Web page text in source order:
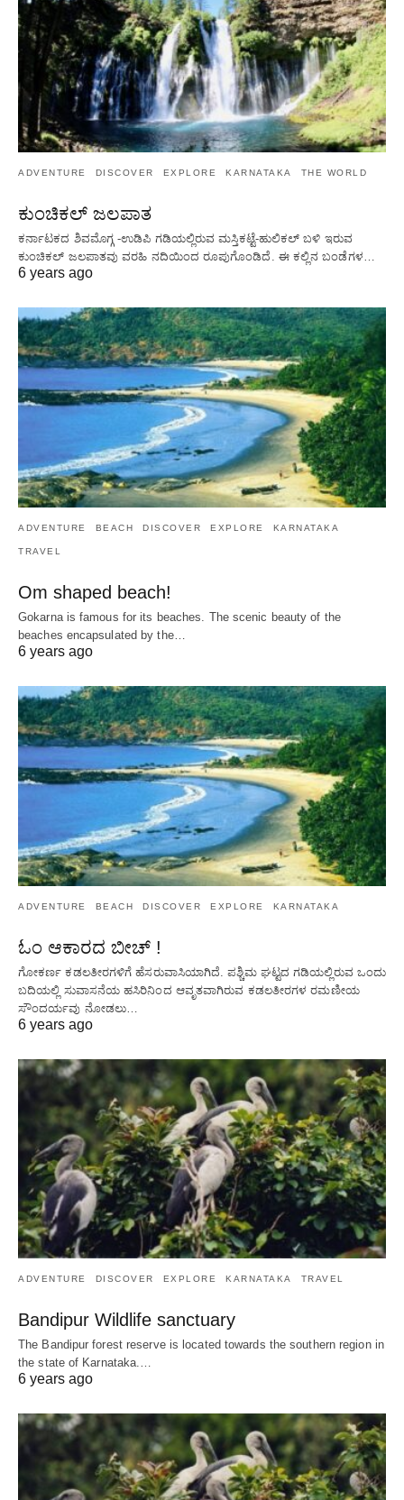
ADVENTURE DISCOVER EXPLORE KARNATAKA THE WORLD
ಕುಂಚಿಕಲ್ ಜಲಪಾತ
ಕರ್ನಾಟಕದ ಶಿವಮೊಗ್ಗ -ಉಡಿಪಿ ಗಡಿಯಲ್ಲಿರುವ ಮಸ್ತಿಕಟ್ಟೆ-ಹುಲಿಕಲ್ ಬಳಿ ಇರುವ
ಕುಂಚಿಕಲ್ ಜಲಪಾತವು ವರಹಿ ನದಿಯಿಂದ ರೂಪುಗೊಂಡಿದೆ. ಈ ಕಲ್ಲಿನ ಬಂಡೆಗಳ…
6 years ago
ADVENTURE BEACH DISCOVER EXPLORE KARNATAKA
TRAVEL
Om shaped beach!
Gokarna is famous for its beaches. The scenic beauty of the
beaches encapsulated by the…
6 years ago
ADVENTURE BEACH DISCOVER EXPLORE KARNATAKA
ಓಂ ಆಕಾರದ ಬೀಚ್ !
ಗೋಕರ್ಣ ಕಡಲತೀರಗಳಿಗೆ ಹೆಸರುವಾಸಿಯಾಗಿದೆ. ಪಶ್ಚಿಮ ಘಟ್ಟದ ​​ಗಡಿಯಲ್ಲಿರುವ ಒಂದು
ಬದಿಯಲ್ಲಿ ಸುವಾಸನೆಯ ಹಸಿರಿನಿಂದ ಆವೃತವಾಗಿರುವ ಕಡಲತೀರಗಳ ರಮಣೀಯ
ಸೌಂದರ್ಯವು ನೋಡಲು…
6 years ago
ADVENTURE DISCOVER EXPLORE KARNATAKA TRAVEL
Bandipur Wildlife sanctuary
The Bandipur forest reserve is located towards the southern region in
the state of Karnataka.…
6 years ago